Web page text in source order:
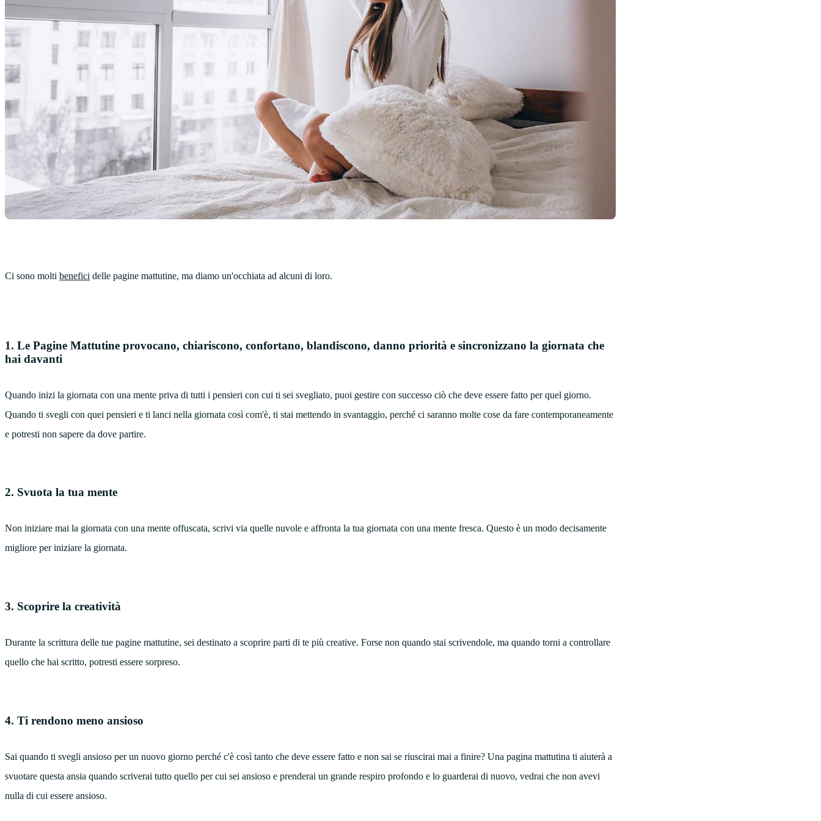
Ci sono molti benefici delle pagine mattutine, ma diamo un'occhiata ad alcuni di loro.
1. Le Pagine Mattutine provocano, chiariscono, confortano, blandiscono, danno priorità e sincronizzano la giornata che
hai davanti
Quando inizi la giornata con una mente priva di tutti i pensieri con cui ti sei svegliato, puoi gestire con successo ciò che deve essere fatto per quel giorno.
Quando ti svegli con quei pensieri e ti lanci nella giornata così com'è, ti stai mettendo in svantaggio, perché ci saranno molte cose da fare contemporaneamente
e potresti non sapere da dove partire.
2. Svuota la tua mente
Non iniziare mai la giornata con una mente offuscata, scrivi via quelle nuvole e affronta la tua giornata con una mente fresca. Questo è un modo decisamente
migliore per iniziare la giornata.
3. Scoprire la creatività
Durante la scrittura delle tue pagine mattutine, sei destinato a scoprire parti di te più creative. Forse non quando stai scrivendole, ma quando torni a controllare
quello che hai scritto, potresti essere sorpreso.
4. Ti rendono meno ansioso
Sai quando ti svegli ansioso per un nuovo giorno perché c'è così tanto che deve essere fatto e non sai se riuscirai mai a finire? Una pagina mattutina ti aiuterà a
svuotare questa ansia quando scriverai tutto quello per cui sei ansioso e prenderai un grande respiro profondo e lo guarderai di nuovo, vedrai che non avevi
nulla di cui essere ansioso.